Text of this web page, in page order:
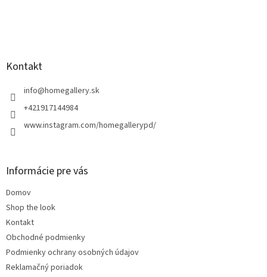
Kontakt
info@homegallery.sk
+421917144984
www.instagram.com/homegallerypd/
Informácie pre vás
Domov
Shop the look
Kontakt
Obchodné podmienky
Podmienky ochrany osobných údajov
Reklamačný poriadok